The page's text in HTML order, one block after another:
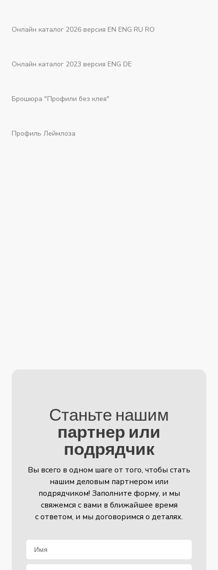
Онлайн каталог 2026 версия EN ENG RU RO
Онлайн каталог 2023 версия ENG DE
Брошюра "Профили без клея"
Профиль Леймлоза
Станьте нашим
партнер или
подрядчик
Вы всего в одном шаге от того, чтобы стать
нашим деловым партнером или
подрядчиком! Заполните форму, и мы
свяжемся с вами в ближайшее время
с ответом, и мы договоримся о деталях.